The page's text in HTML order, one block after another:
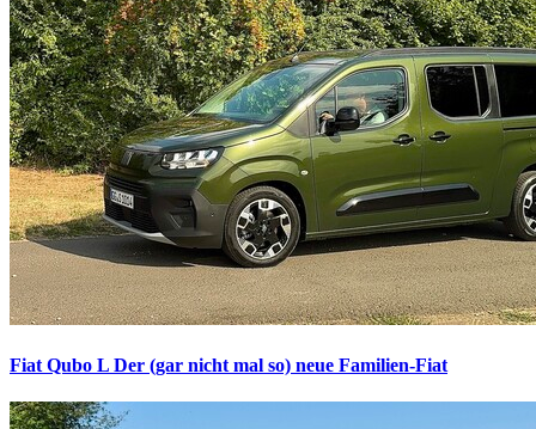
Fiat Qubo L Der (gar nicht mal so) neue Familien-Fiat